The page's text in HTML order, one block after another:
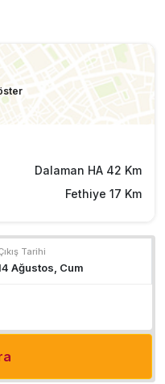
Dalaman HA 42 Km
Fethiye 17 Km
Tarihi